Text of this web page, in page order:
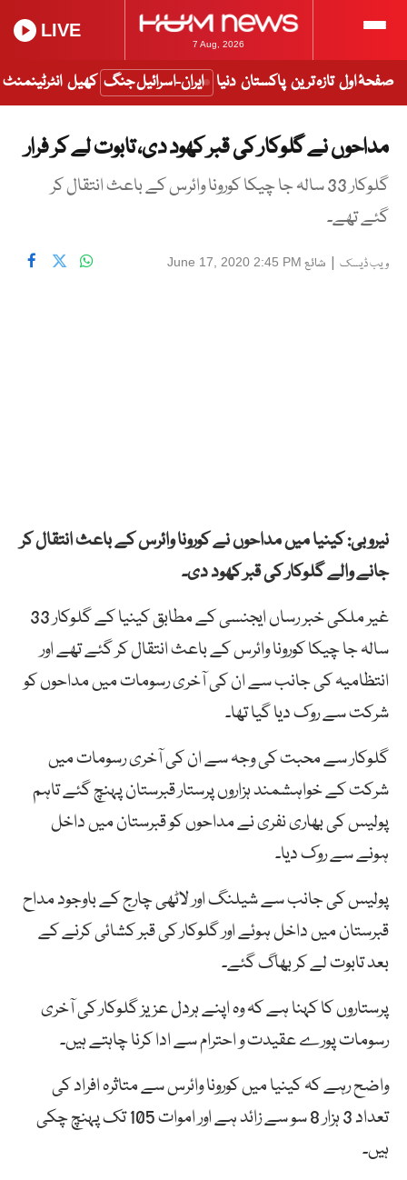
7 Aug, 2026
LIVE
صفحۂ اول تازہ ترین پاکستان دنیا ایران-اسرائیل جنگ کھیل انٹرٹینمنٹ
مداحوں نے گلوکار کی قبر کھود دی، تابوت لے کر فرار
گلوکار 33 سالہ جا چیکا کورونا وائرس کے باعث انتقال کر
گئے تھے۔
ویب ڈیسک | شائع June 17, 2020 2:45 PM
نیروبی: کینیا میں مداحوں نے کورونا وائرس کے باعث انتقال کر
جانے والے گلوکار کی قبر کھود دی۔
غیر ملکی خبر رساں ایجنسی کے مطابق کینیا کے گلوکار 33
سالہ جا چیکا کورونا وائرس کے باعث انتقال کر گئے تھے اور
انتظامیہ کی جانب سے ان کی آخری رسومات میں مداحوں کو
شرکت سے روک دیا گیا تھا۔
گلوکار سے محبت کی وجہ سے ان کی آخری رسومات میں
شرکت کے خواہشمند ہزاروں پرستار قبرستان پہنچ گئے تاہم
پولیس کی بھاری نفری نے مداحوں کو قبرستان میں داخل
ہونے سے روک دیا۔
پولیس کی جانب سے شیلنگ اور لاٹھی چارج کے باوجود مداح
قبرستان میں داخل ہوئے اور گلوکار کی قبر کشائی کرنے کے
بعد تابوت لے کر بھاگ گئے۔
پرستاروں کا کہنا ہے کہ وہ اپنے ہردل عزیز گلوکار کی آخری
رسومات پورے عقیدت و احترام سے ادا کرنا چاہتے ہیں۔
واضح رہے کہ کینیا میں کورونا وائرس سے متاثرہ افراد کی
تعداد 3 ہزار 8 سو سے زائد ہے اور اموات 105 تک پہنچ چکی
ہیں۔